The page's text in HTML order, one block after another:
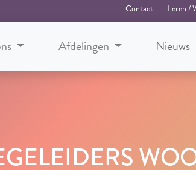
Contact Leren /
Afdelingen Nieuws